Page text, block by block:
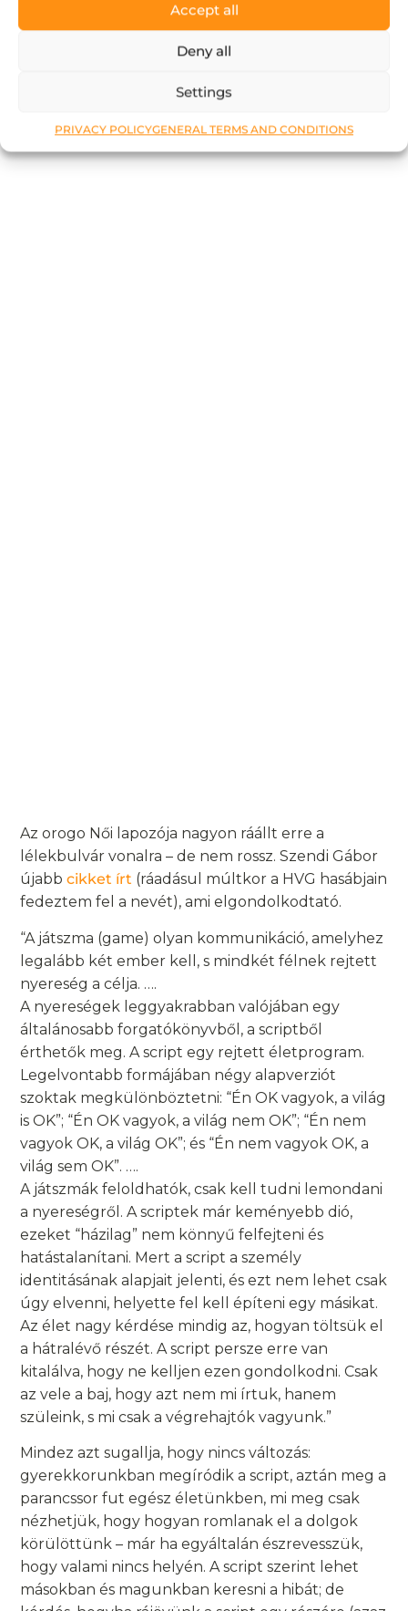
Accept all
Deny all
Settings
PRIVACY POLICYGENERAL TERMS AND CONDITIONS
Az orogo Női lapozója nagyon ráállt erre a
lélekbulvár vonalra – de nem rossz. Szendi Gábor
újabbcikket írt (ráadásul múltkor a HVG hasábjain
fedeztem fel a nevét), ami elgondolkodtató.
“A játszma (game) olyan kommunikáció, amelyhez
legalább két ember kell, s mindkét félnek rejtett
nyereség a célja. ….
A nyereségek leggyakrabban valójában egy
általánosabb forgatókönyvből, a scriptből
érthetők meg. A script egy rejtett életprogram.
Legelvontabb formájában négy alapverziót
szoktak megkülönböztetni: “Én OK vagyok, a világ
is OK”; “Én OK vagyok, a világ nem OK”; “Én nem
vagyok OK, a világ OK”; és “Én nem vagyok OK, a
világ sem OK”. ….
A játszmák feloldhatók, csak kell tudni lemondani
a nyereségről. A scriptek már keményebb dió,
ezeket “házilag” nem könnyű felfejteni és
hatástalanítani. Mert a script a személy
identitásának alapjait jelenti, és ezt nem lehet csak
úgy elvenni, helyette fel kell építeni egy másikat.
Az élet nagy kérdése mindig az, hogyan töltsük el
a hátralévő részét. A script persze erre van
kitalálva, hogy ne kelljen ezen gondolkodni. Csak
az vele a baj, hogy azt nem mi írtuk, hanem
szüleink, s mi csak a végrehajtók vagyunk.”
Mindez azt sugallja, hogy nincs változás:
gyerekkorunkban megíródik a script, aztán meg a
parancssor fut egész életünkben, mi meg csak
nézhetjük, hogy hogyan romlanak el a dolgok
körülöttünk – már ha egyáltalán észrevesszük,
hogy valami nincs helyén. A script szerint lehet
másokban és magunkban keresni a hibát; de